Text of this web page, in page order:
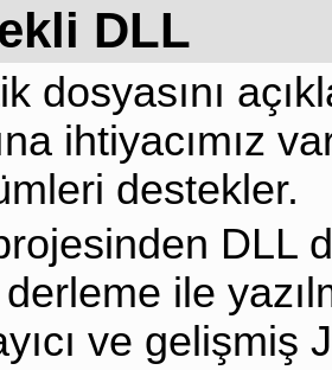
DLL
dosyasını
ihtiyacımız
destekler.
DLL
ile
ve gelişmiş